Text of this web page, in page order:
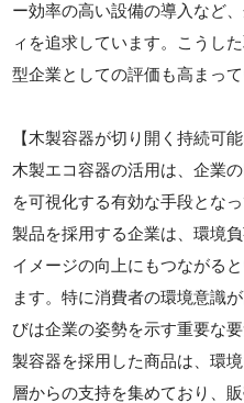
ー効率の高い設備の導入など
ィを追求しています。こうし
型企業としての評価も高まって
【木製容器が切り開く持続可
木製エコ容器の活用は、企業
を可視化する有効な手段とな
製品を採用する企業は、環境
イメージの向上にもつながる
ます。特に消費者の環境意識
びは企業の姿勢を示す重要な
製容器を採用した商品は、環
層からの支持を集めており、